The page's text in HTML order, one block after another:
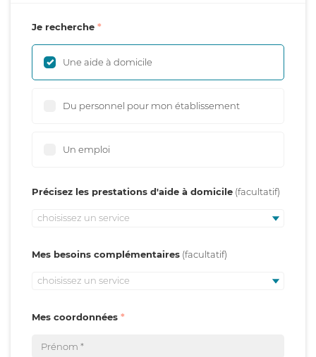
Je recherche
Une aide à domicile
Du personnel pour mon établissement
Un emploi
Précisez les prestations d'aide à domicile
choisissez un service
Mes besoins complémentaires
choisissez un service
Mes coordonnées